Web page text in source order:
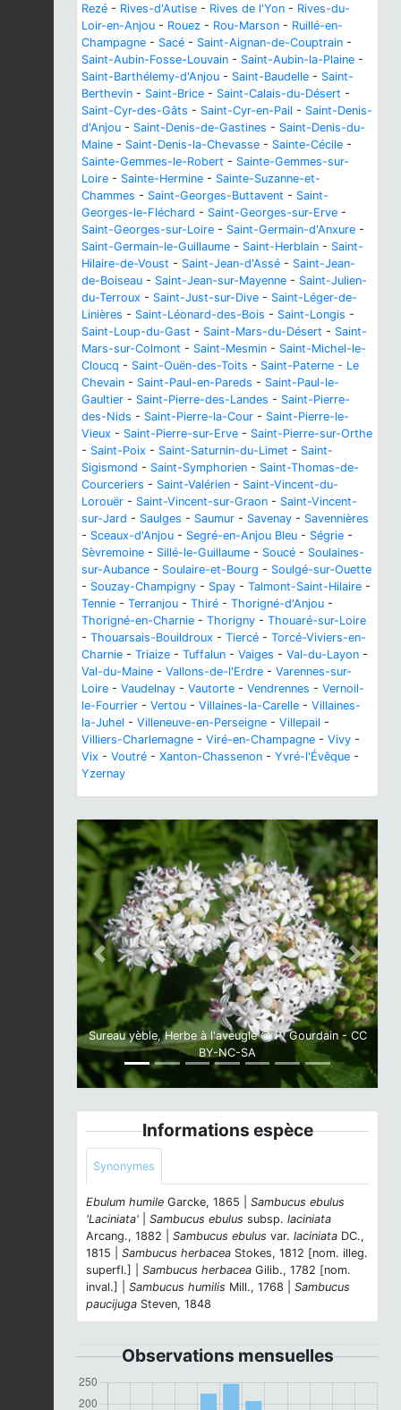
Rezé - Rives-d'Autise - Rives de l'Yon - Rives-du-
Loir-en-Anjou - Rouez - Rou-Marson - Ruillé-en-
Champagne - Sacé - Saint-Aignan-de-Couptrain -
Saint-Aubin-Fosse-Louvain - Saint-Aubin-la-Plaine -
Saint-Barthélemy-d'Anjou - Saint-Baudelle - Saint-
Berthevin - Saint-Brice - Saint-Calais-du-Désert -
Saint-Cyr-des-Gâts - Saint-Cyr-en-Pail - Saint-Denis-
d'Anjou - Saint-Denis-de-Gastines - Saint-Denis-du-
Maine - Saint-Denis-la-Chevasse - Sainte-Cécile -
Sainte-Gemmes-le-Robert - Sainte-Gemmes-sur-
Loire - Sainte-Hermine - Sainte-Suzanne-et-
Chammes - Saint-Georges-Buttavent - Saint-
Georges-le-Fléchard - Saint-Georges-sur-Erve -
Saint-Georges-sur-Loire - Saint-Germain-d'Anxure -
Saint-Germain-le-Guillaume - Saint-Herblain - Saint-
Hilaire-de-Voust - Saint-Jean-d'Assé - Saint-Jean-
de-Boiseau - Saint-Jean-sur-Mayenne - Saint-Julien-
du-Terroux - Saint-Just-sur-Dive - Saint-Léger-de-
Linières - Saint-Léonard-des-Bois - Saint-Longis -
Saint-Loup-du-Gast - Saint-Mars-du-Désert - Saint-
Mars-sur-Colmont - Saint-Mesmin - Saint-Michel-le-
Cloucq - Saint-Ouën-des-Toits - Saint-Paterne - Le
Chevain - Saint-Paul-en-Pareds - Saint-Paul-le-
Gaultier - Saint-Pierre-des-Landes - Saint-Pierre-
des-Nids - Saint-Pierre-la-Cour - Saint-Pierre-le-
Vieux - Saint-Pierre-sur-Erve - Saint-Pierre-sur-Orthe
- Saint-Poix - Saint-Saturnin-du-Limet - Saint-
Sigismond - Saint-Symphorien - Saint-Thomas-de-
Courceriers - Saint-Valérien - Saint-Vincent-du-
Lorouër - Saint-Vincent-sur-Graon - Saint-Vincent-
sur-Jard - Saulges - Saumur - Savenay - Savennières
- Sceaux-d'Anjou - Segré-en-Anjou Bleu - Ségrie -
Sèvremoine - Sillé-le-Guillaume - Soucé - Soulaines-
sur-Aubance - Soulaire-et-Bourg - Soulgé-sur-Ouette
- Souzay-Champigny - Spay - Talmont-Saint-Hilaire -
Tennie - Terranjou - Thiré - Thorigné-d'Anjou -
Thorigné-en-Charnie - Thorigny - Thouaré-sur-Loire
- Thouarsais-Bouildroux - Tiercé - Torcé-Viviers-en-
Charnie - Triaize - Tuffalun - Vaiges - Val-du-Layon -
Val-du-Maine - Vallons-de-l'Erdre - Varennes-sur-
Loire - Vaudelnay - Vautorte - Vendrennes - Vernoil-
le-Fourrier - Vertou - Villaines-la-Carelle - Villaines-
la-Juhel - Villeneuve-en-Perseigne - Villepail -
Villiers-Charlemagne - Viré-en-Champagne - Vivy -
Vix - Voutré - Xanton-Chassenon - Yvré-l'Évêque -
Yzernay
Sureau yèble, Herbe à l'aveugle © P. Gourdain - CC
BY-NC-SA
Previous Next
Informations espèce
Synonymes
Ebulum humile Garcke, 1865 | Sambucus ebulus
'Laciniata'
Sambucus ebulus subsp. laciniata
Arcang., 1882 | Sambucus ebulus var. laciniata DC.,
1815 | Sambucus herbacea Stokes, 1812 [nom. illeg.
superfl.] | Sambucus herbacea Gilib., 1782 [nom.
inval.] | Sambucus humilis Mill., 1768 | Sambucus
paucijuga Steven, 1848
Observations mensuelles